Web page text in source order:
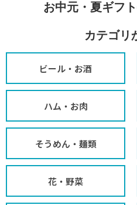
お中元・夏ギフ
カテゴリ
ビール・お酒
ハム・お肉
そうめん・麺類
花・野菜